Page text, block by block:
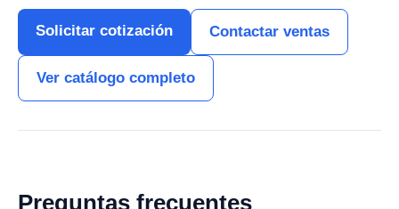
Solicitar cotización Contactar ventas
Ver catálogo completo
Preguntas frecuentes